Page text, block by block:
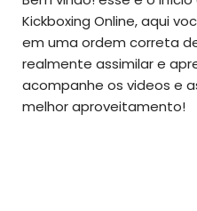
Kickboxing Online, aqui
em uma ordem correta
realmente assimilar e
acompanhe os videos e
melhor aproveitamento!